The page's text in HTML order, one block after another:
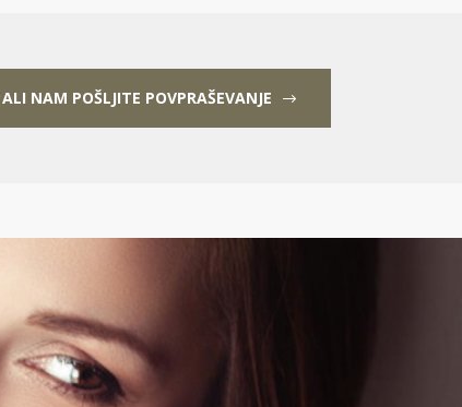
ALI NAM POŠLJITE POVPRAŠEVANJE